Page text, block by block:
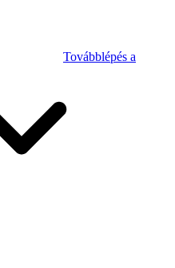
Továbblépés a